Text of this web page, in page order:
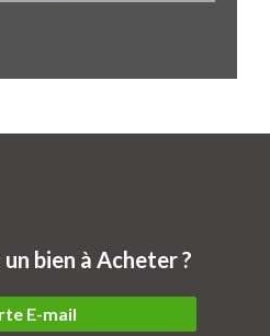
bien à Acheter ?
E-mail